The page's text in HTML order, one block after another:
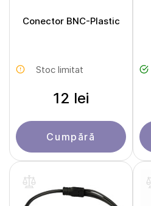
Conector BNC-Plastic
Stoc limitat
12 lei
Cumpără